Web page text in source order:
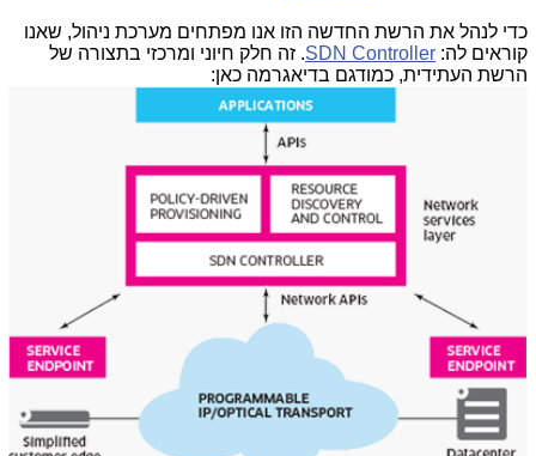
כדי לנהל את הרשת החדשה הזו אנו מפתחים מערכת ניהול, שאנו
קוראים לה: SDN Controller. זה חלק חיוני ומרכזי בתצורה של
הרשת העתידית, כמודגם בדיאגרמה כאן: